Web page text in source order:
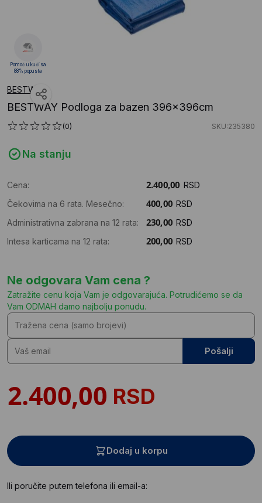
BESTWAY
BESTWAY Podloga za bazen 396x396cm
(0) SKU:235380
Na stanju
Cena:
RSD
Čekovima na 6 rata. Mesečno:
RSD
Administrativna zabrana na 12 rata:
RSD
Intesa karticama na 12 rata:
RSD
Ne odgovara Vam cena ?
Zatražite cenu koja Vam je odgovarajuća. Potrudićemo se da
Vam ODMAH damo najbolju ponudu.
Pošalji
RSD
Dodaj u korpu
Ili poručite putem telefona ili email-a:
Pomoć u kući sa
88% popusta